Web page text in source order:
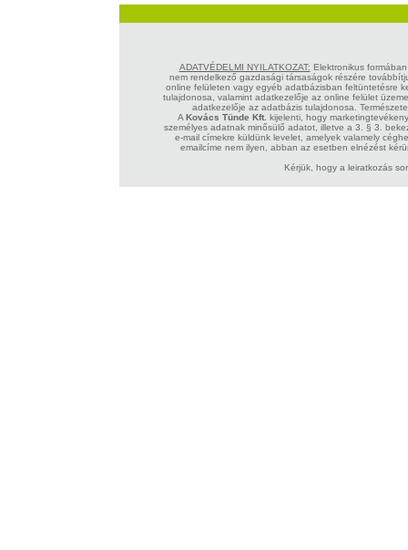
ADATVÉDELMI NYILATKOZAT: Elektronikus
nem rendelkező gazdasági társaságok részére
online felületen vagy egyéb adatbázisban feltüntetésre
tulajdonosa, valamint adatkezelője az online felület
adatkezelője az adatbázis tulajdonosa.
A Kovács Tünde Kft. kijelenti, hogy
személyes adatnak minősülő adatot, illetve a 3. § 3.
e-mail címekre küldünk levelet, amelyek valamely
emailcíme nem ilyen, abban az esetben elnézést
Kérjük, hogy a leiratkozás